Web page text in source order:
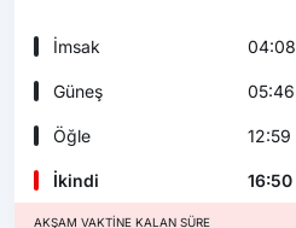
İmsak 04:08
Güneş 05:46
Öğle 12:59
İkindi 16:50
AKŞAM VAKTINE KALAN SÜRE